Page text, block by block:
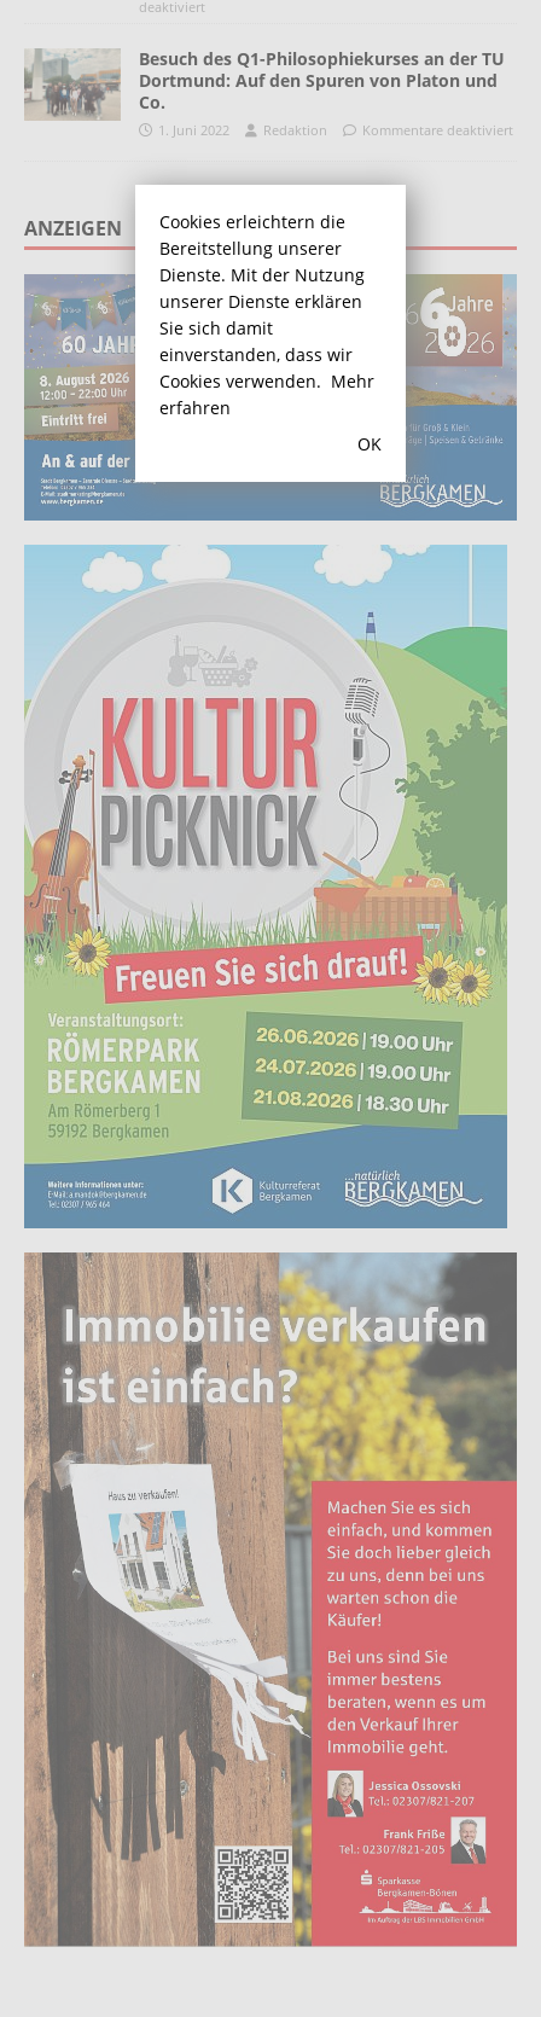
deaktiviert
Besuch des Q1-Philosophiekurses an der TU
Dortmund: Auf den Spuren von Platon und
Co.
1. Juni 2022 Redaktion Kommentare deaktiviert
ANZEIGEN
Cookies erleichtern die
Bereitstellung unserer
Dienste. Mit der Nutzung
unserer Dienste erklären
Sie sich damit
einverstanden, dass wir
Cookies verwenden. Mehr
erfahren
OK